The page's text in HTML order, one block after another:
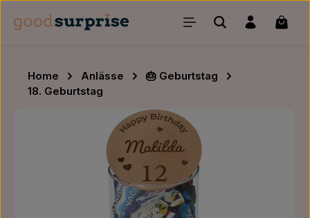
Zum Hauptinhalt springen
Home Anlässe
🎂 Geburtstag
18. Geburtstag